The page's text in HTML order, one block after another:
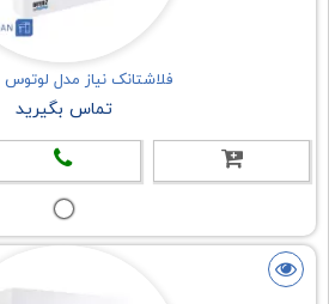
فلاشتانک نیاز مدل
تماس بگیرید